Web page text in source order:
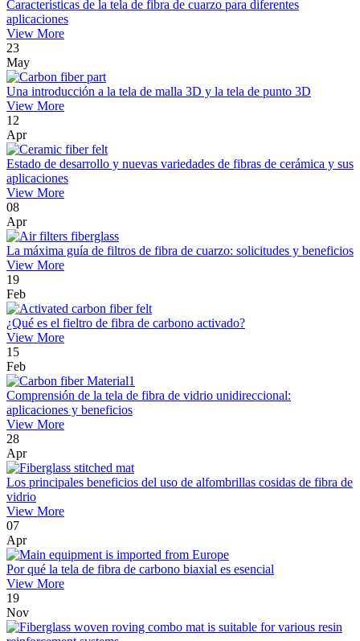
Características de la tela de fibra de cuarzo para diferentes
aplicaciones
View More
23
May
Una introducción a la tela de malla 3D y la tela de punto 3D
View More
12
Apr
Estado de desarrollo y nuevas variedades de fibras de cerámica y sus
aplicaciones
View More
08
Apr
La máxima guía de filtros de fibra de cuarzo: solicitudes y beneficios
View More
19
Feb
¿Qué es el fieltro de fibra de carbono activado?
View More
15
Feb
Comprensión de la tela de fibra de vidrio unidireccional:
aplicaciones y beneficios
View More
28
Apr
Los principales beneficios del uso de alfombrillas cosidas de fibra de
vidrio
View More
07
Apr
Por qué la tela de fibra de carbono biaxial es esencial
View More
19
Nov